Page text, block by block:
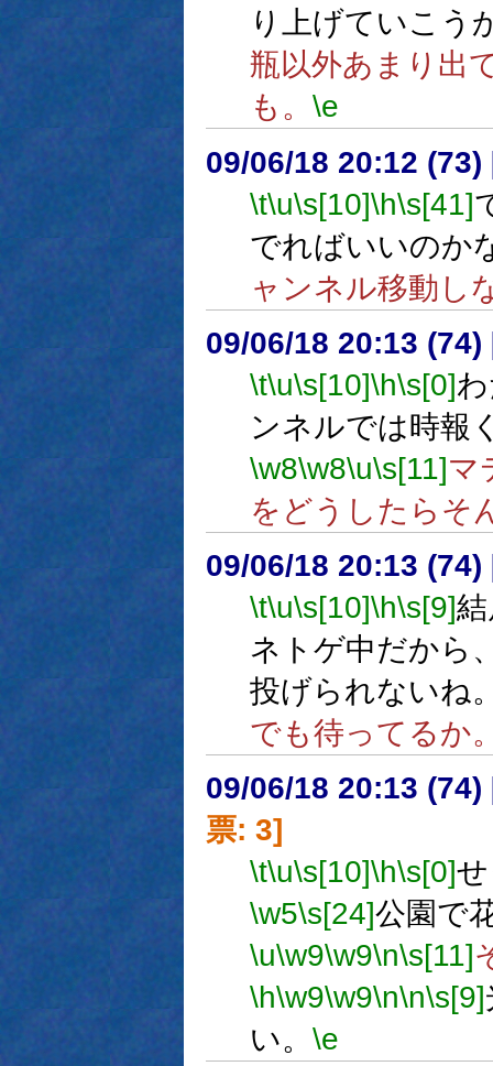
り上げていこう
瓶以外あまり出
も。 \e
09/06/18 20:12 (73)
\t\u\s[10]\h\s[41]
でればいいのか
ャンネル移動し
09/06/18 20:13 (74)
\t\u\s[10]\h\s[0]
ンネルでは時報
\w8\w8\u\s[11]マ
をどうしたらそ
09/06/18 20:13 (74)
\t\u\s[10]\h\s[9]
ネトゲ中だから
投げられないね
でも待ってるか
09/06/18 20:13 (74)
票: 3]
\t\u\s[10]\h\s[0]
\w5\s[24]公園で
\u\w9\w9\n\s[11]
\h\w9\w9\n\n\s[9]
い。 \e